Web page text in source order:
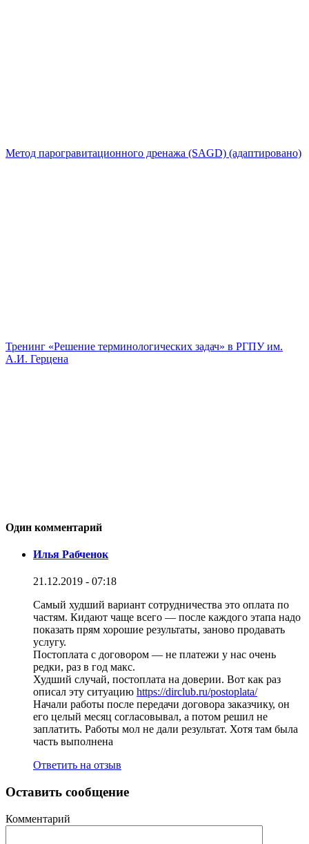
Метод парогравитационного дренажа (SAGD) (адаптировано)
Тренинг «Решение терминологических задач» в РГПУ им.
А.И. Герцена
Один комментарий
Илья Рабченок
21.12.2019 - 07:18
Самый худший вариант сотрудничества это оплата по
частям. Кидают чаще всего — после каждого этапа надо
показать прям хорошие результаты, заново продавать
услугу.
Постоплата с договором — не платежи у нас очень
редки, раз в год макс.
Худший случай, постоплата на доверии. Вот как раз
описал эту ситуацию https://dirclub.ru/postoplata/
Начали работы после передачи договора заказчику, он
его целый месяц согласовывал, а потом решил не
заплатить. Работы мол не дали результат. Хотя там была
часть выполнена
Ответить на отзыв
Оставить сообщение
Комментарий